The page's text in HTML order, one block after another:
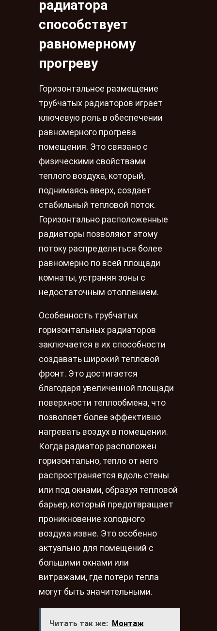
радиатора
способствует
равномерному
прогреву
Горизонтальное размещение
трубчатых радиаторов играет
ключевую роль в обеспечении
равномерного прогрева
помещения. Это связано с
физическими свойствами
теплого воздуха, который,
поднимаясь вверх, создает
стабильный тепловой поток.
Горизонтально расположенные
радиаторы позволяют этому
потоку распределяться более
равномерно по всей площади
комнаты, устраняя зоны с
недостаточным отоплением.
Особенность трубчатых
горизонтальных радиаторов
заключается в их способности
создавать широкий тепловой
фронт. Это достигается
благодаря увеличенной площади
поверхности теплообмена, что
позволяет более эффективно
нагревать воздух в помещении.
Когда радиатор расположен
горизонтально, тепло от него
распространяется вдоль стены
или под окнами, образуя тепловой
барьер, который предотвращает
проникновение холодного
воздуха извне. Это особенно
актуально для помещений с
большими окнами или
витражами, где потери тепла
могут быть значительными.
Читать так же:
Монтаж